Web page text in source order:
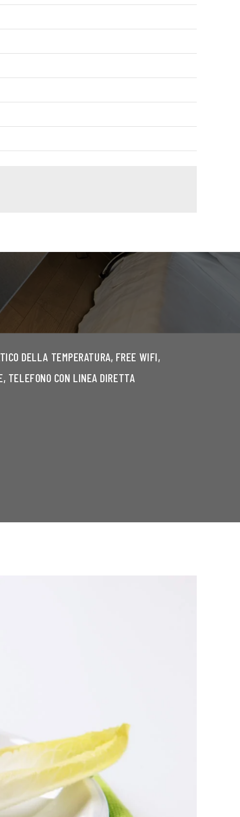
DELLA TEMPERATURA, FREE WIFI,
TELEFONO CON LINEA DIRETTA